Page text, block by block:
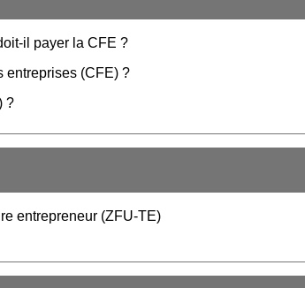
il payer la CFE ?
entreprises (CFE) ?
?
entrepreneur (ZFU-TE)